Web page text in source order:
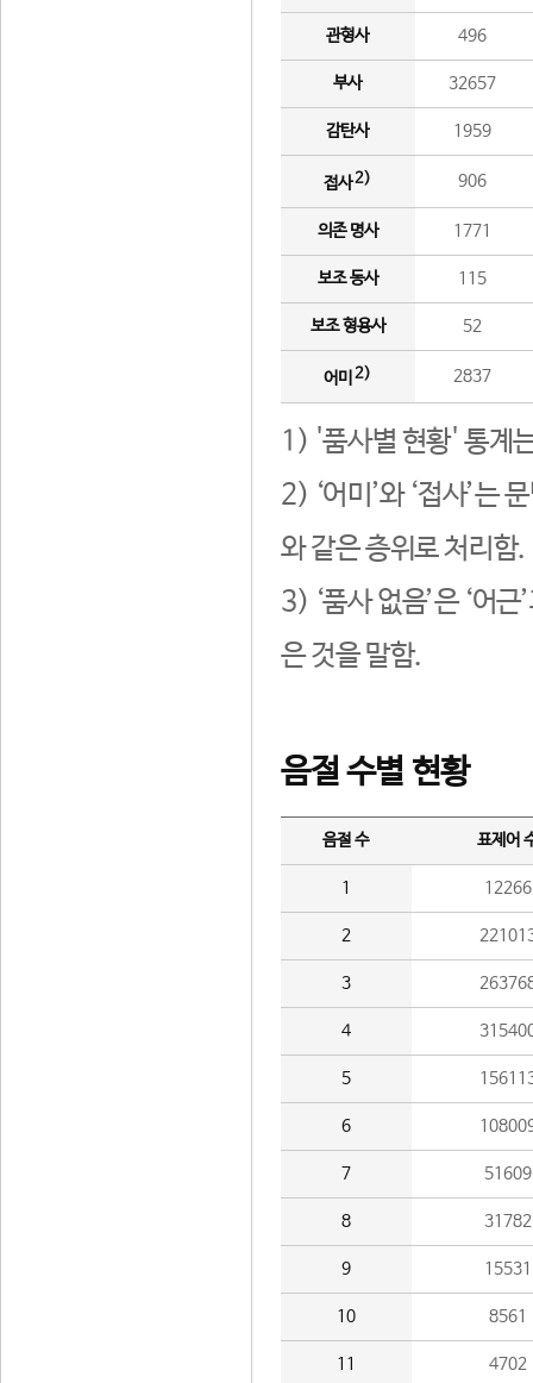
관형사 496
부사 32657
감탄사 1959
접사2) 906
의존 명사 1771
보조 동사 115
보조 형용사 52
어미 2) 2837
1) '품사별 현황' 통계
2) ‘어미’와 ‘접사’는
와 같은 층위로 처리함.
3) ‘품사 없음’은 ‘어
은 것을 말함.
음절 수별 현황
음절 수 표제어
1 12266
2
3
4
5
6
7 51609
8 31782
9 15531
10 8561
11 4702